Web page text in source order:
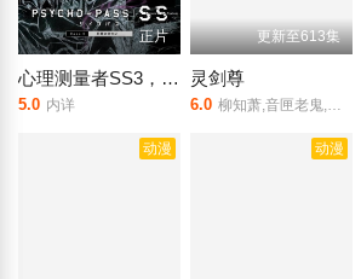
正片
心理测量者SS3，在恩怨的彼方
5.0 内详
更新至613集
灵剑尊
6.0 柳知萧,音匣老鬼,冷泉夜月,森中人,张妮,秦且歌
动漫 动漫